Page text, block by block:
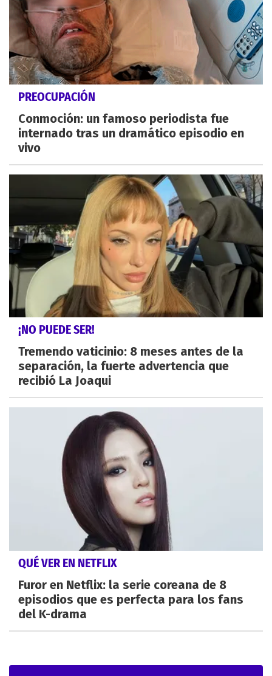
PREOCUPACIÓN
Conmoción: un famoso periodista fue
internado tras un dramático episodio en
vivo
¡NO PUEDE SER!
Tremendo vaticinio: 8 meses antes de la
separación, la fuerte advertencia que
recibió La Joaqui
QUÉ VER EN NETFLIX
Furor en Netflix: la serie coreana de 8
episodios que es perfecta para los fans
del K-drama